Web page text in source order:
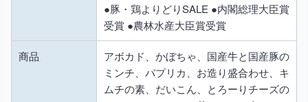
●豚・鶏よりどりSALE ●内閣総理大臣賞
受賞 ●農林水産大臣賞受賞
商品
アボカド、かぼちゃ、国産牛と国産豚の
ミンチ、パプリカ、お造り盛合わせ、キ
ムチの素、だいこん、とろーりチーズの